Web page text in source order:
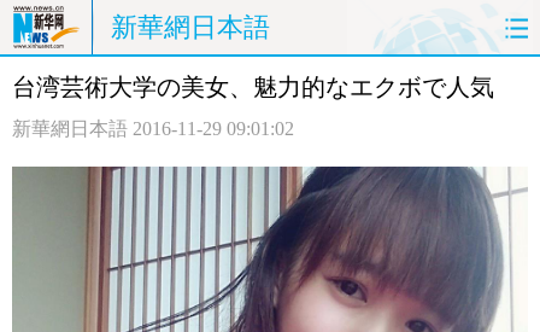
新華網日本語
ホームページ 政治 経済
観光 評論 写真
中日対訳
台湾芸術大学の美女、魅力的なエクボで人気
新華網日本語 2016-11-29 09:01:02